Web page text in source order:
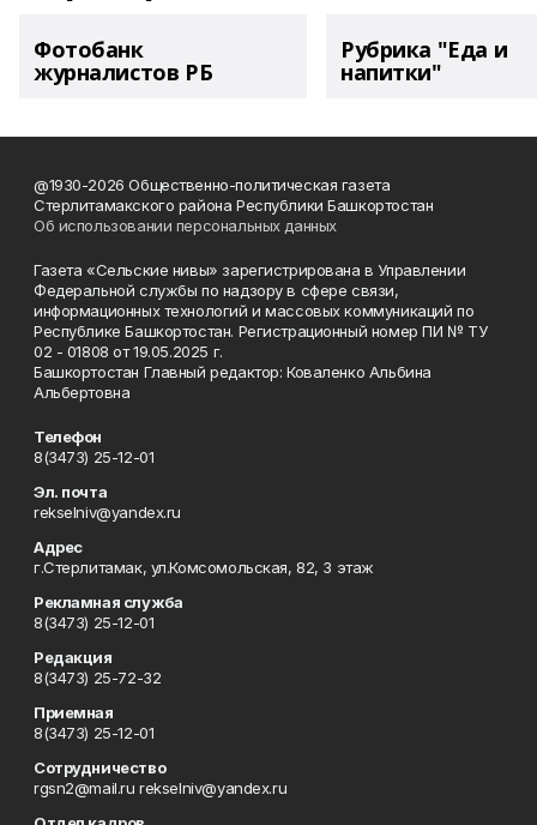
Фотобанк
журналистов РБ
Рубрика "Еда и
напитки"
@1930-2026 Общественно-политическая газета
Стерлитамакского района Республики Башкортостан
Об использовании персональных данных
Газета «Сельские нивы» зарегистрирована в Управлении
Федеральной службы по надзору в сфере связи,
информационных технологий и массовых коммуникаций по
Республике Башкортостан. Регистрационный номер ПИ № ТУ
02 - 01808 от 19.05.2025 г.
Башкортостан Главный редактор: Коваленко Альбина
Альбертовна
Телефон
8(3473) 25-12-01
Эл. почта
rekselniv@yandex.ru
Адрес
г.Стерлитамак, ул.Комсомольская, 82, 3 этаж
Рекламная служба
8(3473) 25-12-01
Редакция
8(3473) 25-72-32
Приемная
8(3473) 25-12-01
Сотрудничество
rgsn2@mail.ru rekselniv@yandex.ru